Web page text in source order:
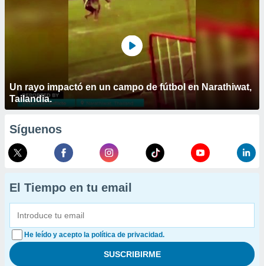
Un rayo impactó en un campo de fútbol en Narathiwat,
Tailandia.
Síguenos
El Tiempo en tu email
He leído y acepto la política de privacidad.